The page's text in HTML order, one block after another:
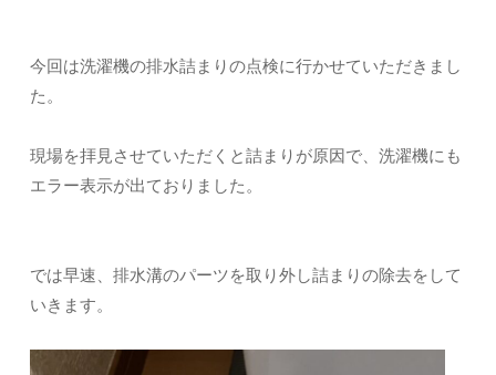
今回は洗濯機の排水詰まりの点検に行かせていただきまし
た。
現場を拝見させていただくと詰まりが原因で、洗濯機にも
エラー表示が出ておりました。
では早速、排水溝のパーツを取り外し詰まりの除去をして
いきます。